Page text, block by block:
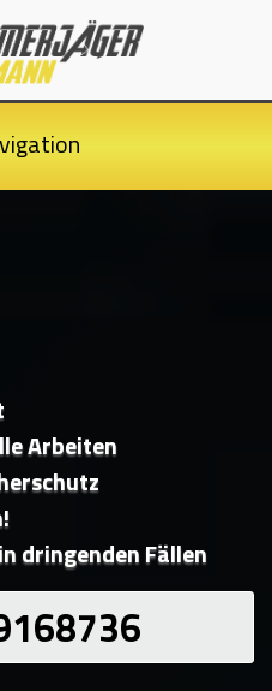
Arbeiten
dringenden Fällen